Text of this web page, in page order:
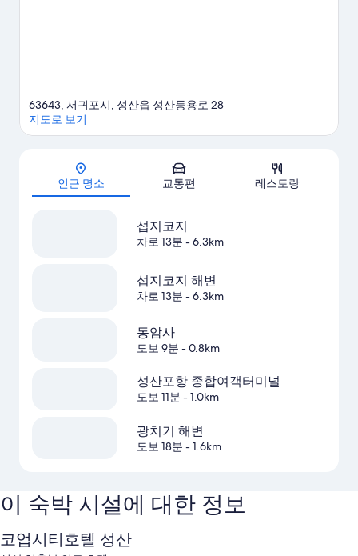
지도
63643, 서귀포시, 성산읍 성산등용로 28
지도로 보기
인근 명소 교통편 레스토랑
섭지코지
차로 13분 - 6.3km
섭지코지 해변
차로 13분 - 6.3km
동암사
도보 9분 - 0.8km
성산포항 종합여객터미널
도보 11분 - 1.0km
광치기 해변
도보 18분 - 1.6km
이 숙박 시설에 대한 정보
코업시티호텔 성산